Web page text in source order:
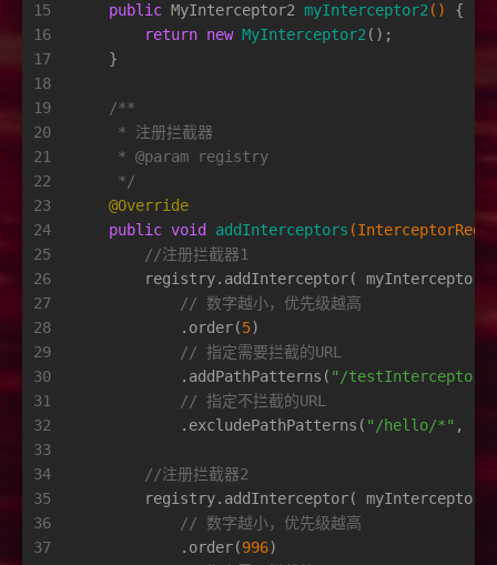
15
16
17
18
19
20
21
22
23
24
25
26
27
28
29
30
31
32
33
34
35
36
37
public MyInterceptor2 myInterceptor2 ()
{
return new MyInterceptor2 ();
    }
/**
     * 注册拦截器
     *
@param registry
     */
@Override
public void addInterceptors
//注册拦截器1
registry.addInterceptor(
// 数字越小，优先级越高
            .order(
5)
// 指定需要拦截的URL
            .addPathPatterns(
"/testInterceptor/
// 指定不拦截的URL
            .excludePathPatterns(
"/hello/*" ,
//注册拦截器2
registry.addInterceptor(
// 数字越小，优先级越高
            .order(
996)